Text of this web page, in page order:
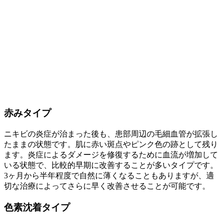
赤みタイプ
ニキビの炎症が治まった後も、患部周辺の毛細血管が拡張し
たままの状態です。肌に赤い斑点やピンク色の跡として残り
ます。炎症によるダメージを修復するために血流が増加して
いる状態で、比較的早期に改善することが多いタイプです。
3ヶ月から半年程度で自然に薄くなることもありますが、適
切な治療によってさらに早く改善させることが可能です。
色素沈着タイプ